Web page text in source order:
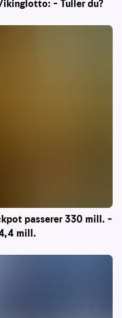
– Tuller du?
passerer 330 mill. –
mill.